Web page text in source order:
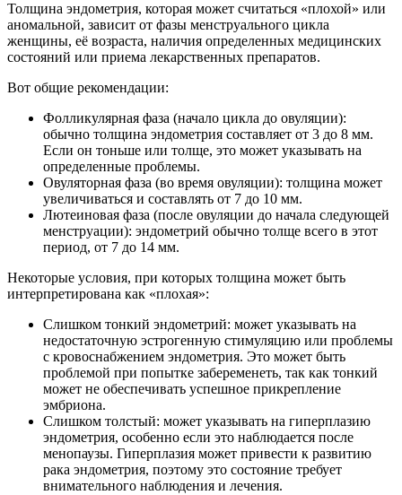
Толщина эндометрия, которая может считаться «плохой» или
аномальной, зависит от фазы менструального цикла
женщины, её возраста, наличия определенных медицинских
состояний или приема лекарственных препаратов.
Вот общие рекомендации:
Фолликулярная фаза (начало цикла до овуляции):
обычно толщина эндометрия составляет от 3 до 8 мм.
Если он тоньше или толще, это может указывать на
определенные проблемы.
Овуляторная фаза (во время овуляции): толщина может
увеличиваться и составлять от 7 до 10 мм.
Лютеиновая фаза (после овуляции до начала следующей
менструации): эндометрий обычно толще всего в этот
период, от 7 до 14 мм.
Некоторые условия, при которых толщина может быть
интерпретирована как «плохая»:
Слишком тонкий эндометрий: может указывать на
недостаточную эстрогенную стимуляцию или проблемы
с кровоснабжением эндометрия. Это может быть
проблемой при попытке забеременеть, так как тонкий
может не обеспечивать успешное прикрепление
эмбриона.
Слишком толстый: может указывать на гиперплазию
эндометрия, особенно если это наблюдается после
менопаузы. Гиперплазия может привести к развитию
рака эндометрия, поэтому это состояние требует
внимательного наблюдения и лечения.